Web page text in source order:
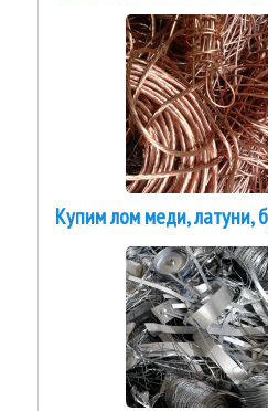
Купим лом меди, латуни,